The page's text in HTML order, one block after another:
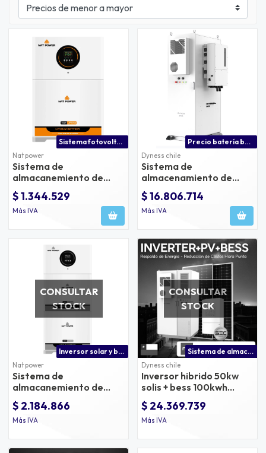
Sistema fotovoltaico de almacenamiento de energía
Nat power
Sistema de
almacanemiento de
energía solar - ess 6.2kw
100ah
$ 1.344.529
Más IVA
Precio batería bess 100kwh | almacenamiento de energía
Dyness chile
Sistema de
almacenamiento de
energía bess 100kwh
bf100f-100kwh dyness
$ 16.806.714
Más IVA
CONSULTAR
STOCK
Inversor solar y batería de litio todo en uno
Nat power
Sistema de
almacanemiento de
energía solar - ess 6.2kw
200ah
$ 2.184.866
Más IVA
CONSULTAR
STOCK
Sistema de almacenamiento bess con inversor híbrido
Dyness chile
Inversor hibrido 50kw
solis + bess 100kwh
dyness
$ 24.369.739
Más IVA